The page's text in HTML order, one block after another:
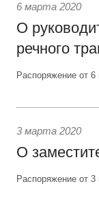
6 марта 2020
О
речного
Распоряжение от
3 марта 2020
О
Распоряжение от